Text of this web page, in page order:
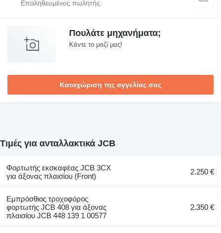
Πουλάτε μηχανήματα;
Κάντε το μαζί μας!
Καταχώριση της αγγελίας σας
Τιμές για ανταλλακτικά JCB
Φορτωτής εκσκαφέας JCB 3CX
για άξονας πλαισίου (Front)
2.250 €
Εμπρόσθιος τροχοφόρος
φορτωτής JCB 408 για άξονας
πλαισίου JCB 448 139 1 00577
2.350 €